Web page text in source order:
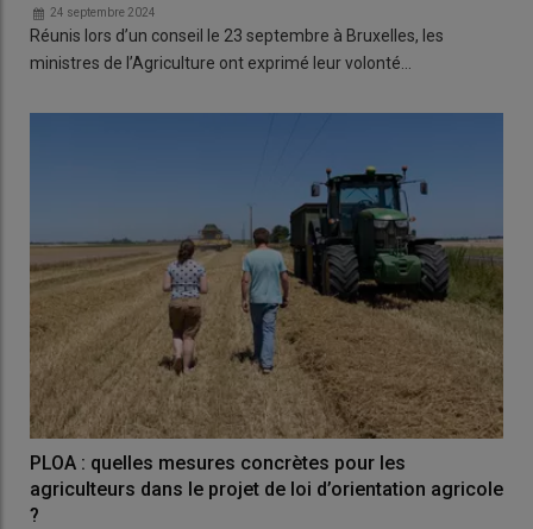
24 septembre 2024
Réunis lors d’un conseil le 23 septembre à Bruxelles, les
ministres de l’Agriculture ont exprimé leur volonté…
PLOA : quelles mesures concrètes pour les
agriculteurs dans le projet de loi d’orientation agricole
?